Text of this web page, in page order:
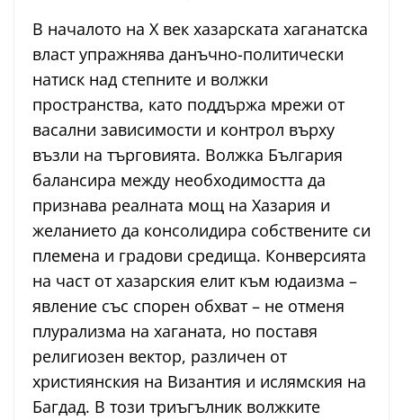
В началото на Х век хазарската хаганатска
власт упражнява данъчно-политически
натиск над степните и волжки
пространства, като поддържа мрежи от
васални зависимости и контрол върху
възли на търговията. Волжка България
балансира между необходимостта да
признава реалната мощ на Хазария и
желанието да консолидира собствените си
племена и градови средища. Конверсията
на част от хазарския елит към юдаизма –
явление със спорен обхват – не отменя
плурализма на хаганата, но поставя
религиозен вектор, различен от
християнския на Византия и ислямския на
Багдад. В този триъгълник волжките